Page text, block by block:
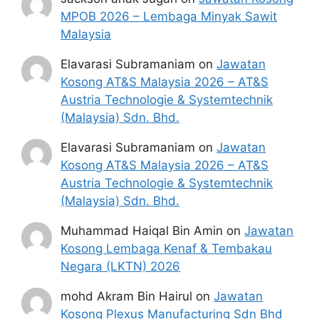
kerajaan dan sumber yang dipercayai
untuk memudahkan proses permohonan.
MPOB 2026 – Lembaga Minyak Sawit
Malaysia
Elavarasi Subramaniam onJawatan
Kosong AT&S Malaysia 2026 – AT&S
Austria Technologie & Systemtechnik
(Malaysia) Sdn. Bhd.
Elavarasi Subramaniam onJawatan
Kosong AT&S Malaysia 2026 – AT&S
Austria Technologie & Systemtechnik
(Malaysia) Sdn. Bhd.
Muhammad Haiqal Bin Amin onJawatan
Kosong Lembaga Kenaf & Tembakau
Negara (LKTN) 2026
mohd Akram Bin Hairul onJawatan
Kosong Plexus Manufacturing Sdn Bhd